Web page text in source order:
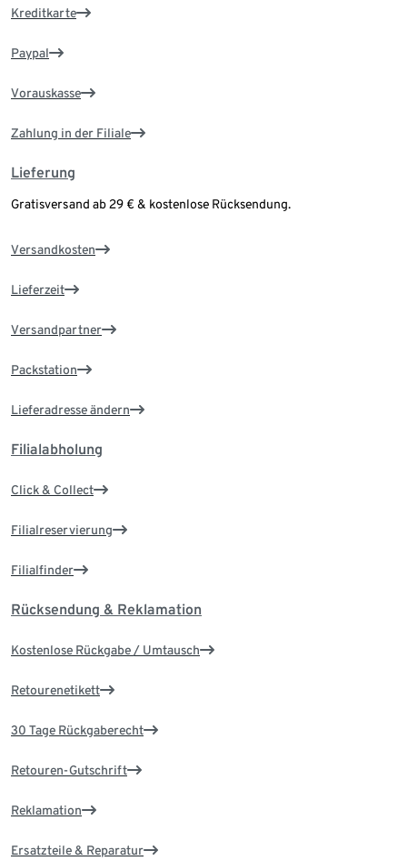
Kreditkarte
Paypal
Vorauskasse
Zahlung in der Filiale
Lieferung
Gratisversand ab 29 € & kostenlose Rücksendung.
Versandkosten
Lieferzeit
Versandpartner
Packstation
Lieferadresse ändern
Filialabholung
Click & Collect
Filialreservierung
Filialfinder
Rücksendung & Reklamation
Kostenlose Rückgabe / Umtausch
Retourenetikett
30 Tage Rückgaberecht
Retouren-Gutschrift
Reklamation
Ersatzteile & Reparatur